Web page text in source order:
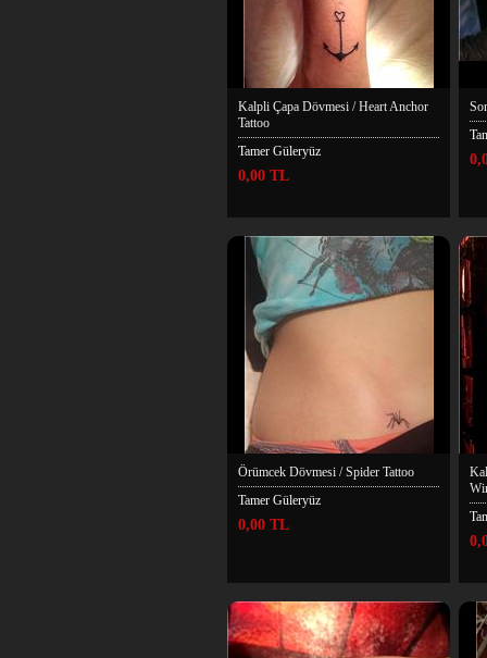
Kalpli Çapa Dövmesi / Heart Anchor
Tattoo
Tamer Güleryüz
0,00 TL
Örümcek Dövmesi / Spider Tattoo
Tamer Güleryüz
0,00 TL